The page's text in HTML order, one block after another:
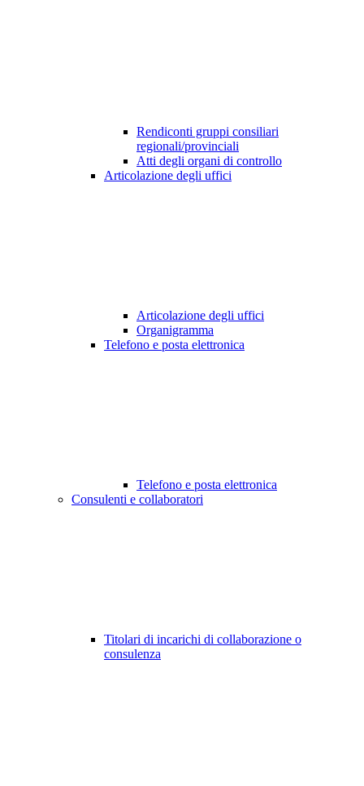
Rendiconti gruppi consiliari
regionali/provinciali
Atti degli organi di controllo
Articolazione degli uffici
Articolazione degli uffici
Organigramma
Telefono e posta elettronica
Telefono e posta elettronica
Consulenti e collaboratori
Titolari di incarichi di collaborazione o
consulenza